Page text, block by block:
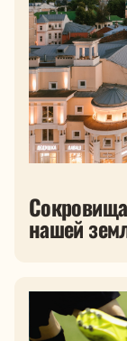
нашей